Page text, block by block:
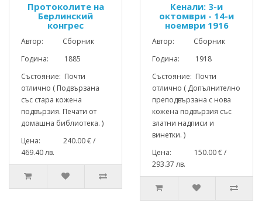
Протоколите на
Берлинский
конгрес
Автор: Сборник
Година: 1885
Състояние: Почти
отлично ( Подвързана
със стара кожена
подвързия. Печати от
домашна библиотека. )
Цена: 240.00 € /
469.40 лв.
Кенали: 3-и
октомври - 14-и
ноември 1916
Автор: Сборник
Година: 1918
Състояние: Почти
отлично ( Допълнително
преподвързана с нова
кожена подвързия със
златни надписи и
винетки. )
Цена: 150.00 € /
293.37 лв.